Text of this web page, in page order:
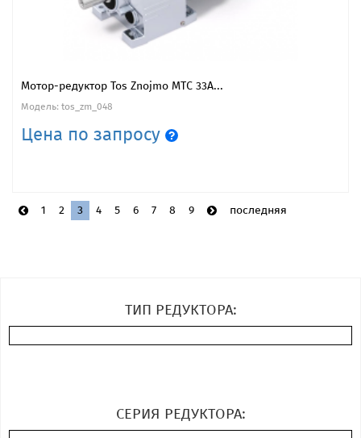
Мотор-редуктор Tos Znojmo MTC 33A...
Модель: tos_zm_048
Цена по запросу
1 2 3 4 5 6 7 8 9 последняя
ТИП РЕДУКТОРА:
СЕРИЯ РЕДУКТОРА: